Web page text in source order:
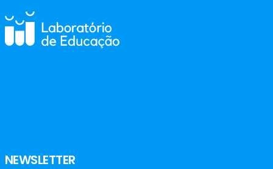
NEWSLETTER